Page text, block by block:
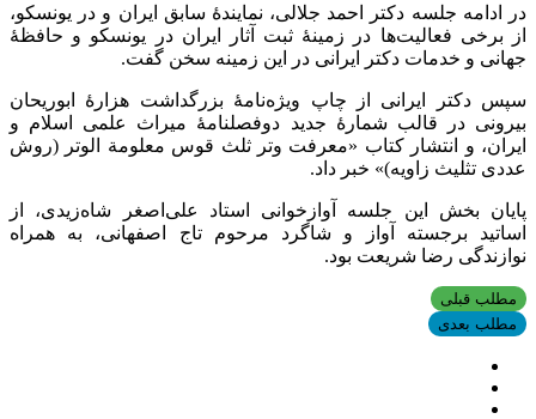
در ادامه جلسه دکتر احمد جلالی، نمایندۀ سابق ایران و در یونسکو،
از برخی فعالیت‌ها در زمینۀ ثبت آثار ایران در یونسکو و حافظۀ
جهانی و خدمات دکتر ایرانی در این زمینه سخن گفت.
سپس دکتر ایرانی از چاپ ویژه‌نامۀ بزرگداشت هزارۀ ابوریحان
بیرونی در قالب شمارۀ جدید دوفصلنامۀ میراث علمی اسلام و
ایران، و انتشار کتاب «معرفت وتر ثلث قوس معلومة الوتر (روش
عددی تثلیث زاویه)» خبر داد.
پایان بخش این جلسه آوازخوانی استاد علی‌اصغر شاه‌زیدی، از
اساتید برجسته آواز و شاگرد مرحوم تاج اصفهانی، به همراه
نوازندگی رضا شریعت بود.
مطلب قبلی
مطلب بعدی